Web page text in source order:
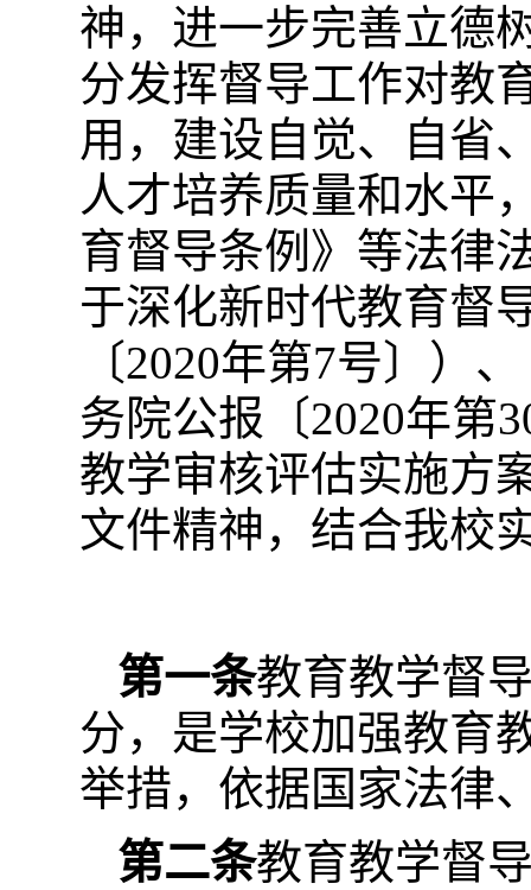
神，进一步完善立德
分发挥督导工作对教
用，建设自觉、自省
人才培养质量和水平
育督导条例》等法律
于深化新时代教育督
〔2020年第7号〕）
务院公报〔2020年第
教学审核评估实施方
文件精神，结合我校
第一条教育教学督
分，是学校加强教育
举措，依据国家法律
第二条教育教学督